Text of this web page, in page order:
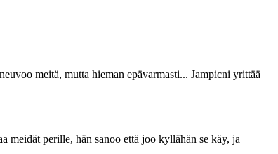
meitä, mutta hieman epävarmasti... Jampicni yrittää
meidät perille, hän sanoo että joo kyllähän se käy, ja